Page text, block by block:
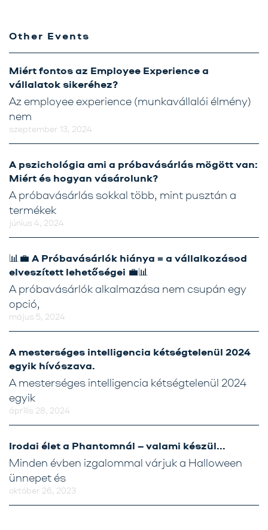
Other Events
Miért fontos az Employee Experience a
vállalatok sikeréhez?
szeptember 13, 2024
Az employee experience (munkavállalói élmény)
nem
A pszichológia ami a próbavásárlás mögött van:
Miért és hogyan vásárolunk?
június 4, 2024
A próbavásárlás sokkal több, mint pusztán a
termékek
📊💼 A Próbavásárlók hiánya = a vállalkozásod
elveszített lehetőségei 💼📊
május 5, 2024
A próbavásárlók alkalmazása nem csupán egy
opció,
A mesterséges intelligencia kétségtelenül 2024
egyik hívószava.
április 28, 2024
A mesterséges intelligencia kétségtelenül 2024
egyik
Irodai élet a Phantomnál – valami készül…
október 26, 2023
Minden évben izgalommal várjuk a Halloween
ünnepet és